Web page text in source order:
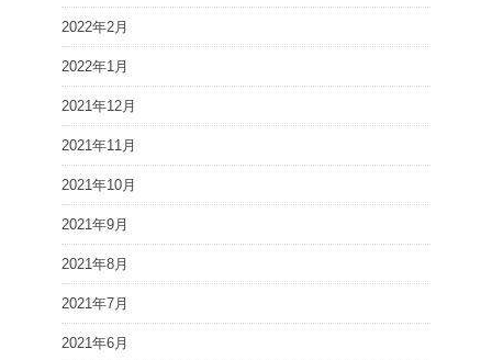
2022年2月
2022年1月
2021年12月
2021年11月
2021年10月
2021年9月
2021年8月
2021年7月
2021年6月